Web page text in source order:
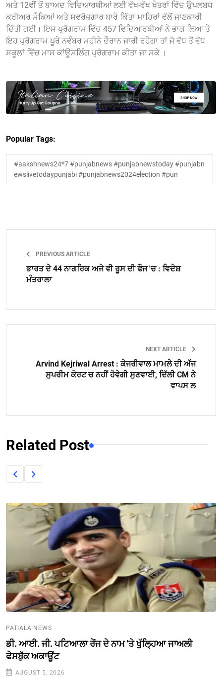
ਅਤੇ 12ਵੀਂ ਤੋਂ ਬਾਅਦ ਵਿਦਿਆਰਥੀਆਂ ਲਈ ਵੱਖ-ਵੱਖ ਖੇਤਰਾਂ ਵਿੱਚ ਉਪਲਬਧ
ਕਰੀਅਰ ਮੌਕਿਆਂ ਅਤੇ ਸਵਰੋਜ਼ਗਾਰ ਬਾਰੇ ਕਿੱਤਾ ਮਾਹਿਰਾਂ ਵੱਲੋਂ ਜਾਣਕਾਰੀ
ਦਿੱਤੀ ਗਈ। ਇਸ ਪ੍ਰੋਗਰਾਮ ਵਿੱਚ 457 ਵਿਦਿਆਰਥੀਆਂ ਨੇ ਭਾਗ ਲਿਆ ਤੇ
ਇਹ ਪ੍ਰੋਗਰਾਮ ਪੂਰੇ ਨਵੰਬਰ ਮਹੀਨੇ ਦੌਰਾਨ ਜਾਰੀ ਰਹੇਗਾ ਤਾਂ ਜੋ ਵੱਧ ਤੋਂ ਵੱਧ
ਸਕੂਲਾਂ ਵਿੱਚ ਮਾਸ ਕਾਂਊਸਲਿੰਗ ਪ੍ਰੋਗਰਾਮ ਕੀਤਾ ਜਾ ਸਕੇ ।
Popular Tags:
#aakshnews24*7 #punjabnews #punjabnewstoday #punjabn
ewslivetodaypunjabi #punjabnews2024election #pun
PREVIOUS ARTICLE
ਭਾਰਤ ਦੇ 44 ਨਾਗਰਿਕ ਅਜੇ ਵੀ ਰੂਸ ਦੀ ਫੌਜ 'ਚ : ਵਿਦੇਸ਼
ਮੰਤਰਾਲਾ
NEXT ARTICLE
Arvind Kejriwal Arrest : ਕੇਜਰੀਵਾਲ ਮਾਮਲੇ ਦੀ ਅੱਜ
ਸੁਪਰੀਮ ਕੋਰਟ ਚ ਨਹੀਂ ਹੋਵੇਗੀ ਸੁਣਵਾਈ, ਦਿੱਲੀ CM ਨੇ
ਵਾਪਸ ਲ
Related Post
PATIALA NEWS
ਡੀ. ਆਈ. ਜੀ. ਪਟਿਆਲਾ ਰੇਂਜ ਦੇ ਨਾਮ 'ਤੇ ਖੁੱਲ੍ਹਿਆ ਜਾਅਲੀ
ਫੇਸਬੁੱਕ ਅਕਾਊਂਟ
AUGUST 5, 2026